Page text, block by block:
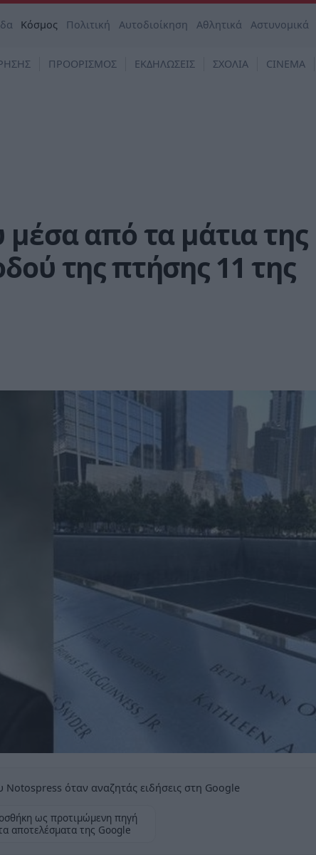
Κόσμος Πολιτική Αυτοδιοίκηση Αθλητικά Αστυνομικά
ΠΡΟΟΡΙΣΜΟΣ ΕΚΔΗΛΩΣΕΙΣ ΣΧΟΛΙΑ CINEMA
από τα μάτια της
της πτήσης 11 της
όταν αναζητάς ειδήσεις στη Google
ως προτιμώμενη πηγή
αποτελέσματα της Google